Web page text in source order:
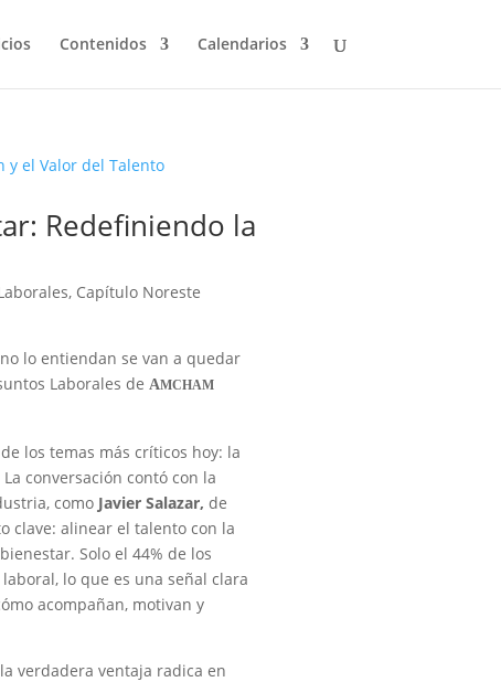
Contenidos Calendarios
Redefiniendo la
, Capítulo Noreste
lo entiendan se van a quedar
Laborales deAMCHAM
los temas más críticos hoy: la
conversación contó con la
como Javier Salazar,de
clave: alinear el talento con la
Solo el 44% de los
lo que es una señal clara
acompañan, motivan y
verdadera ventaja radica en